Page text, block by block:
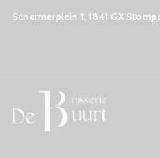
Schermerplein 1, 1841 GX